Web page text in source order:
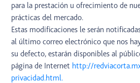
para la prestación u ofrecimiento de
prácticas del mercado.
Estas modificaciones le serán
al último correo electrónico que nos
su defecto, estarán disponibles al
página de Internet http://
privacidad.html.